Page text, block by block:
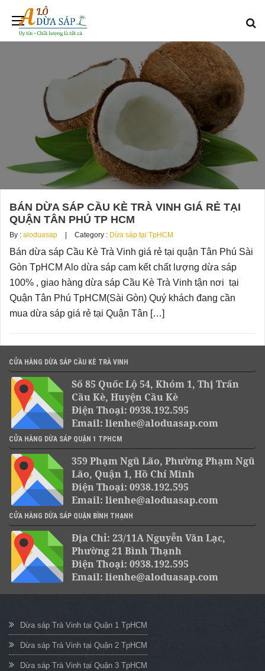
BÁN DỪA SÁP CẦU KÈ TRÀ VINH GIÁ RẺ TẠI
QUẬN TÂN PHÚ TP HCM
By : aloduasap Category : Dừa sáp tại TpHCM
Bán dừa sáp Cầu Kè Trà Vinh giá rẻ tại quận Tân Phú Sài
Gòn TpHCM Alo dừa sáp cam kết chất lượng dừa sáp
100% , giao hàng dừa sáp Cầu Kè Trà Vinh tận nơi tại
Quận Tân Phú TpHCM(Sài Gòn) Quý khách đang cần
mua dừa sáp giá rẻ tại Quận Tân […]
CỬA HÀNG DỪA SÁP CẦU KÈ TRÀ VINH
Số 85 Quốc Lộ 54, Khóm 1, Thị Trấn
Cầu Kè, Huyện Cầu Kè
Điện Thoại: 0938.192.595
Email: lienhe@aloduasap.com
CỬA HÀNG DỪA SÁP QUẬN 1 TPHCM
359 Phạm Ngũ Lão, Phường Phạm Ngũ
Lão, Quận 1, Hồ Chí Minh
Điện Thoại: 0938.192.595
Email: lienhe@aloduasap.com
CỬA HÀNG DỪA SÁP QUẬN BÌNH THẠNH
Địa Chỉ: 23/11A Nguyễn Văn Lạc,
Phường 21 Bình Thạnh
Điện Thoại: 0938.192.595
Email: lienhe@aloduasap.com
Dừa sáp Trà Vinh tại Quận 1 TpHCM
Dừa sáp Trà Vinh tại Quận 2 TpHCM
Dừa sáp Trà Vinh tại Quận 3 TpHCM